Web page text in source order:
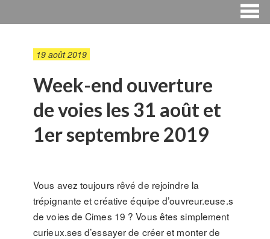
19 août 2019
Week-end ouverture
de voies les 31 août et
1er septembre 2019
Vous avez toujours rêvé de rejoindre la
trépignante et créative équipe d’ouvreur.euse.s
de voies de Cimes 19 ? Vous êtes simplement
curieux.ses d’essayer de créer et monter de